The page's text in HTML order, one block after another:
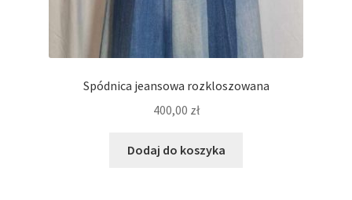
Spódnica jeansowa rozkloszowana
400,00 zł
Dodaj do koszyka